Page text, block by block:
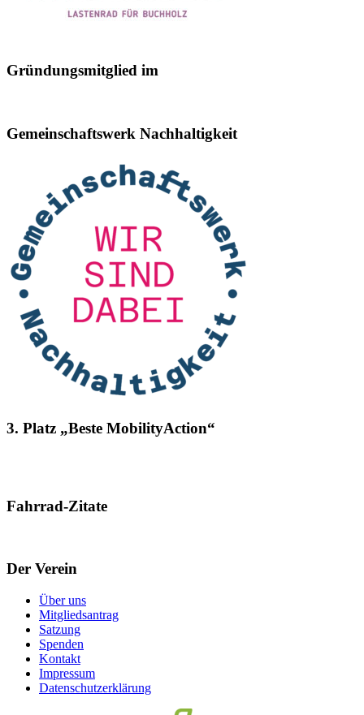
Gründungsmitglied im
Gemeinschaftswerk Nachhaltigkeit
3. Platz „Beste MobilityAction“
Fahrrad-Zitate
Der Verein
Über uns
Mitgliedsantrag
Satzung
Spenden
Kontakt
Impressum
Datenschutzerklärung